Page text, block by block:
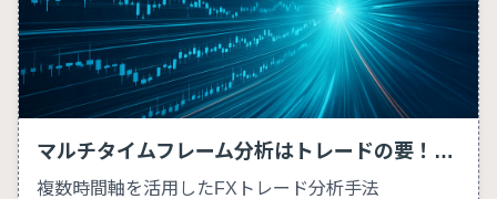
マルチタイムフレーム分析はトレードの要！今日買うか売るかを見極める
複数時間軸を活用したFXトレード分析手法